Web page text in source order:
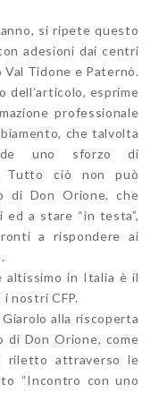
si ripete questo
adesioni dai centri
Val Tidone e Paternò.
dell’articolo, esprime
professionale
che talvolta
uno sforzo di
Tutto ciò non può
di Don Orione, che
a stare “in testa”,
a rispondere ai
altissimo in Italia è il
nostri CFP.
alla riscoperta
di Don Orione, come
riletto attraverso le
“Incontro con uno